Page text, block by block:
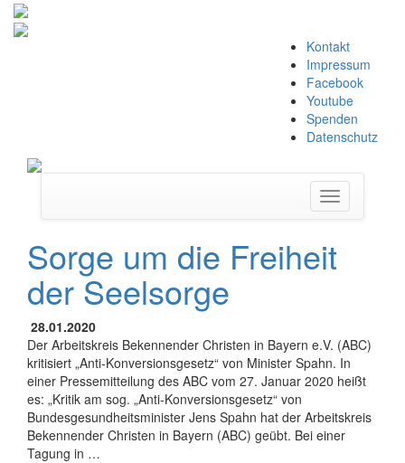
Kontakt
Impressum
Facebook
Youtube
Spenden
Datenschutz
Navigation
umschalten
Sorge um die Freiheit
der Seelsorge
28.01.2020
Der Arbeitskreis Bekennender Christen in Bayern e.V. (ABC)
kritisiert „Anti-Konversionsgesetz“ von Minister Spahn. In
einer Pressemitteilung des ABC vom 27. Januar 2020 heißt
es: „Kritik am sog. „Anti-Konversionsgesetz“ von
Bundesgesundheitsminister Jens Spahn hat der Arbeitskreis
Bekennender Christen in Bayern (ABC) geübt. Bei einer
Tagung in …